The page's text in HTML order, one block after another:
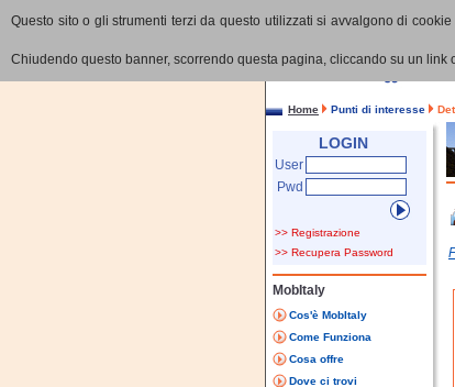
Questo sito o gli strumenti terzi da questo utilizzati si avvalgono di
Chiudendo questo banner, scorrendo questa pagina, cliccando su un
Home Punti di interesse
LOGIN
User
Pwd
>> Registrazione
>> Recupera Password
MobItaly
Cos'è MobItaly
Come Funziona
Cosa offre
Dove ci trovi